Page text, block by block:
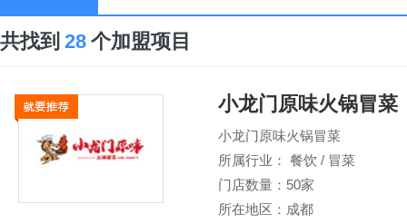
共找到 28 个加盟项目
小龙门原味火锅冒菜
小龙门原味火锅冒菜
所属行业： 餐饮 / 冒菜
门店数量：50家
所在地区：成都